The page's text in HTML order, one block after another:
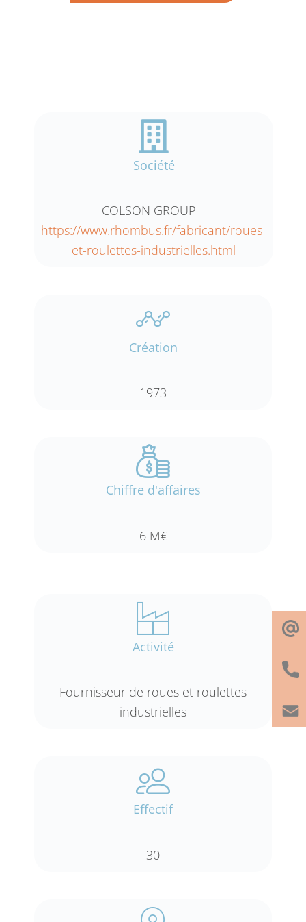
Société
COLSON GROUP –
https://www.rhombus.fr/fabricant/roues-
et-roulettes-industrielles.html
Création
1973
Chiffre d'affaires
6 M€
Activité
Fournisseur de roues et roulettes
industrielles
Effectif
30